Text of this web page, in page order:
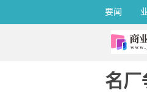
要闻
名厂